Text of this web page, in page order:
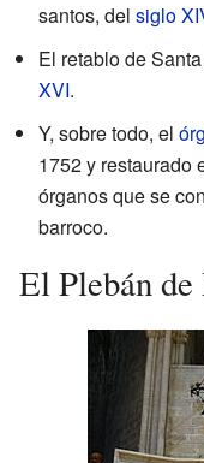
santos, del siglo
El retablo de
XVI.
Y, sobre todo, el
1752 y restaurado
órganos que se
barroco.
El Plebán